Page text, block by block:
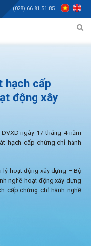
(028) 66.81.51.85
hạch cấp
động xây
ngày 17 tháng 4 năm
hạch cấp chứng chỉ hành
lý hoạt động xây dựng – Bộ
nghề hoạt động xây dựng
cấp chứng chỉ hành nghề